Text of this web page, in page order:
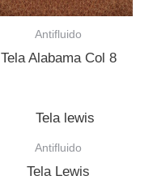
Antifluido
Tela Alabama Col 8
Antifluido
Tela Lewis